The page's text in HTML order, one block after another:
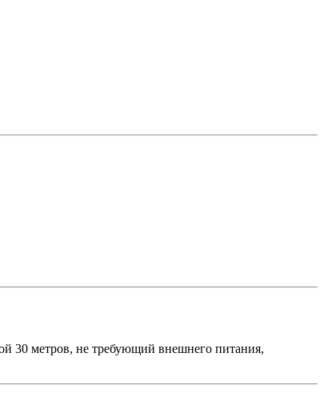
30 метров, не требующий внешнего питания,